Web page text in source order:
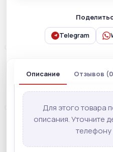
Telegram
Описание Отзывов
Для этого товара
описания. Уточните
телефону